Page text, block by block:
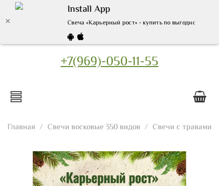
Install App
Свеча «Карьерный рост» - купить по выгодной
+7(969)-050-11-55
Главная Свечи восковые 350 видов Свечи с травами